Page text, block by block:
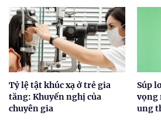
Tỷ lệ tật khúc xạ ở trẻ gia
tăng: Khuyến nghị của
chuyên gia
Súp
vọng
ung